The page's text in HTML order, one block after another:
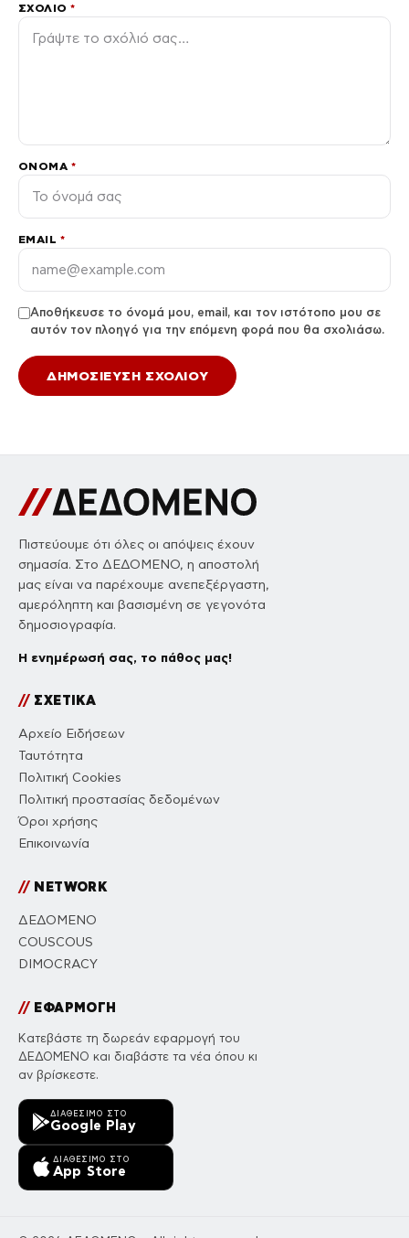
ΣΧΌΛΙΟ*
ΌΝΟΜΑ *
EMAIL *
Αποθήκευσε το όνομά μου, email, και τον ιστότοπο μου σε
αυτόν τον πλοηγό για την επόμενη φορά που θα σχολιάσω.
Πιστεύουμε ότι όλες οι απόψεις έχουν
σημασία. Στο ΔΕΔΟΜΕΝΟ, η αποστολή
μας είναι να παρέχουμε ανεπεξέργαστη,
αμερόληπτη και βασισμένη σε γεγονότα
δημοσιογραφία.
Η ενημέρωσή σας, το πάθος μας!
//ΣΧΕΤΙΚΑ
Αρχείο Ειδήσεων
Ταυτότητα
Πολιτική Cookies
Πολιτική προστασίας δεδομένων
Όροι χρήσης
Επικοινωνία
//NETWORK
ΔΕΔΟΜΕΝΟ
COUSCOUS
DIMOCRACY
//ΕΦΑΡΜΟΓΗ
Κατεβάστε τη δωρεάν εφαρμογή του
ΔΕΔΟΜΕΝΟ και διαβάστε τα νέα όπου κι
αν βρίσκεστε.
ΔΙΑΘΈΣΙΜΟ ΣΤΟ
Google Play
ΔΙΑΘΈΣΙΜΟ ΣΤΟ
App Store